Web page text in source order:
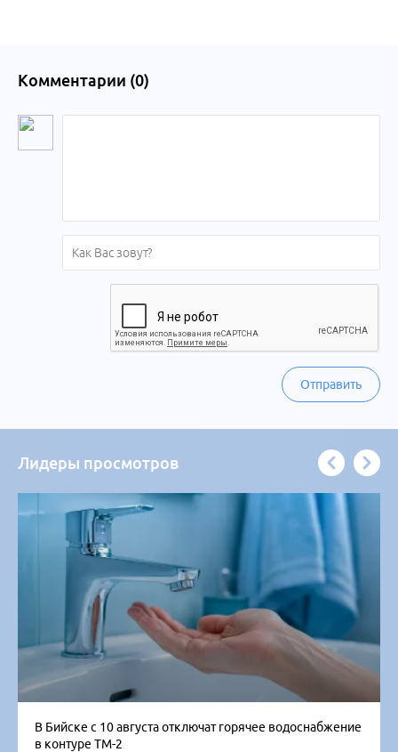
Комментарии (0)
Отправить
Лидеры просмотров
В Бийске с 10 августа отключат горячее водоснабжение
в контуре ТМ-2